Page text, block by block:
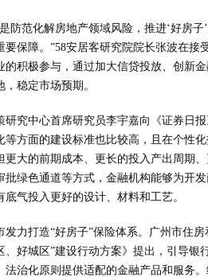
防范化解房地产领域风险，推进‘好房
要保障。”58安居客研究院院长张波在接
的积极参与，通过加大信贷投放、创新
稳定市场预期。
研究中心首席研究员李宇嘉向《证券日
等方面的建设标准也比较高，且在个性
更大的前期成本、更长的投入产出周期
批绿色通道等方式，金融机构能够为开
气投入更好的设计、材料和工艺。
发力打造“好房子”保险体系。广州市住
、好城区”建设行动方案》提出，引导银
法治化原则提供适配的金融产品和服务